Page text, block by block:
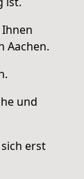
Aachen.
und
erst